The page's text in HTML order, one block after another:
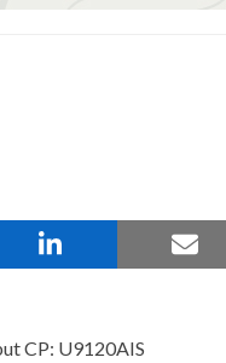
CP: U9120AIS